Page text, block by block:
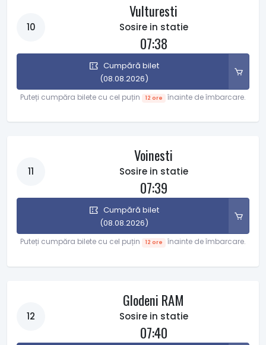
10
Vulturesti
Sosire in statie
07:38
Cumpără bilet
(08.08.2026)
Puteți cumpăra bilete cu cel puțin 12 ore înainte de îmbarcare.
11
Voinesti
Sosire in statie
07:39
Cumpără bilet
(08.08.2026)
Puteți cumpăra bilete cu cel puțin 12 ore înainte de îmbarcare.
12
Glodeni RAM
Sosire in statie
07:40